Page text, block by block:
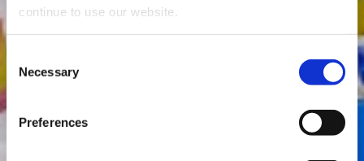
continue to use our website.
Selection
Necessary
Preferences